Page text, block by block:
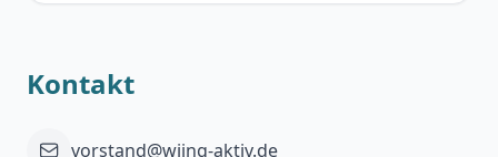
Kontakt
vorstand@wiing-aktiv.de